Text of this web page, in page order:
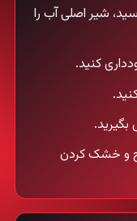
شیر اصلی آب را
کنید.
و خشک کردن